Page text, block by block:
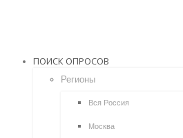
ПОИСК ОПРОСОВ
Регионы
Вся Россия
Москва